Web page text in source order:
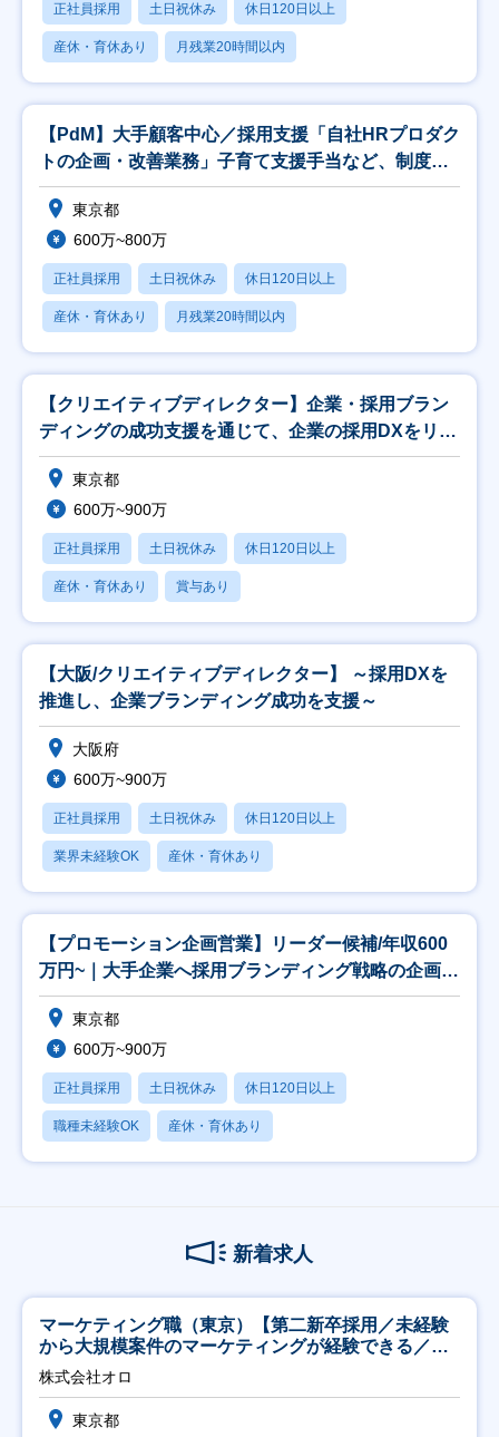
正社員採用 土日祝休み 休日120日以上
産休・育休あり 月残業20時間以内
【PdM】大手顧客中心／採用支援「自社HRプロダク
トの企画・改善業務」子育て支援手当など、制度充
実◎
東京都
600万~800万
正社員採用 土日祝休み 休日120日以上
産休・育休あり 月残業20時間以内
【クリエイティブディレクター】企業・採用ブラン
ディングの成功支援を通じて、企業の採用DXをリー
ド
東京都
600万~900万
正社員採用 土日祝休み 休日120日以上
産休・育休あり 賞与あり
【大阪/クリエイティブディレクター】 ～採用DXを
推進し、企業ブランディング成功を支援～
大阪府
600万~900万
正社員採用 土日祝休み 休日120日以上
業界未経験OK 産休・育休あり
【プロモーション企画営業】リーダー候補/年収600
万円~｜大手企業へ採用ブランディング戦略の企画提
案
東京都
600万~900万
正社員採用 土日祝休み 休日120日以上
職種未経験OK 産休・育休あり
新着求人
マーケティング職（東京）【第二新卒採用／未経験
から大規模案件のマーケティングが経験できる／研
修充実】
株式会社オロ
東京都